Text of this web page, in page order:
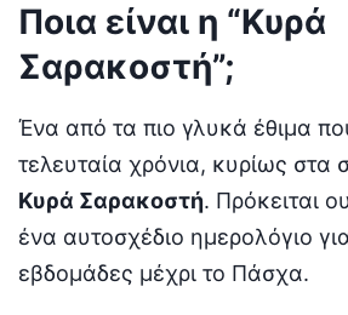
Ποια είναι η “Κυρά
Σαρακοστή”;
Ένα από τα πιο γλυκά έθιμα
τελευταία χρόνια, κυρίως στα
Κυρά Σαρακοστή. Πρόκειται
ένα αυτοσχέδιο ημερολόγιο
εβδομάδες μέχρι το Πάσχα.